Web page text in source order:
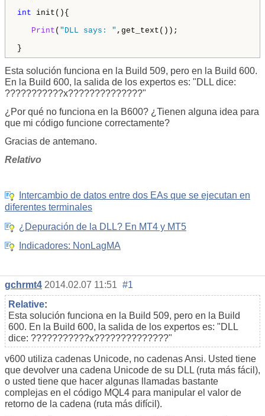
int init(){
Print ( "DLL says: " ,get_text());
}
Esta solución funciona en la Build 509, pero en la Build 600.
En la Build 600, la salida de los expertos es: "DLL dice:
???????????x??????????????"
¿Por qué no funciona en la B600? ¿Tienen alguna idea para
que mi código funcione correctamente?
Gracias de antemano.
Relativo
Intercambio de datos entre dos EAs que se ejecutan en
diferentes terminales
¿Depuración de la DLL? En MT4 y MT5
Indicadores: NonLagMA
gchrmt4 2014.02.07 11:51 #1
Relative:
Esta solución funciona en la Build 509, pero en la Build
600. En la Build 600, la salida de los expertos es: "DLL
dice: ???????????x??????????????"
v600 utiliza cadenas Unicode, no cadenas Ansi. Usted tiene
que devolver una cadena Unicode de su DLL (ruta más fácil),
o usted tiene que hacer algunas llamadas bastante
complejas en el código MQL4 para manipular el valor de
retorno de la cadena (ruta más difícil).